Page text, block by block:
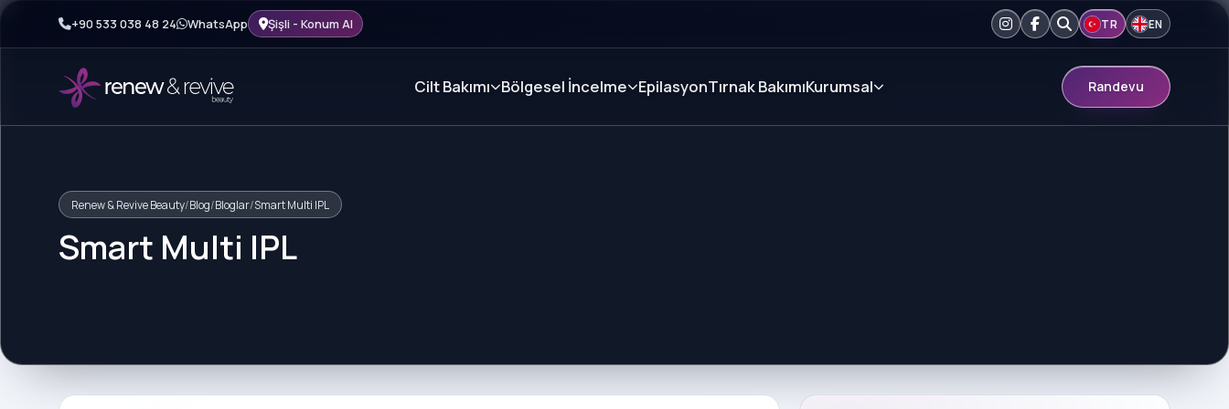
+90 533 038 48 24 WhatsApp Şişli - Konum Al TR EN
Cilt Bakımı Bölgesel İncelme EpilasyonTırnak BakımıKurumsal Randevu
Renew & Revive Beauty/Blog/Bloglar/Smart Multi IPL
Smart Multi IPL